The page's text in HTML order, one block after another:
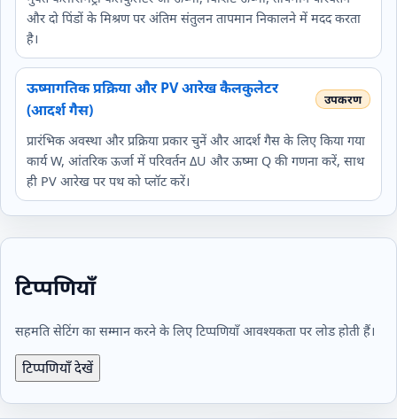
और दो पिंडों के मिश्रण पर अंतिम संतुलन तापमान निकालने में मदद करता
है।
ऊष्मागतिक प्रक्रिया और PV आरेख कैलकुलेटर
(आदर्श गैस)
प्रारंभिक अवस्था और प्रक्रिया प्रकार चुनें और आदर्श गैस के लिए किया गया
कार्य W, आंतरिक ऊर्जा में परिवर्तन ΔU और ऊष्मा Q की गणना करें, साथ
ही PV आरेख पर पथ को प्लॉट करें।
टिप्पणियाँ
सहमति सेटिंग का सम्मान करने के लिए टिप्पणियाँ आवश्यकता पर लोड होती हैं।
टिप्पणियाँ देखें